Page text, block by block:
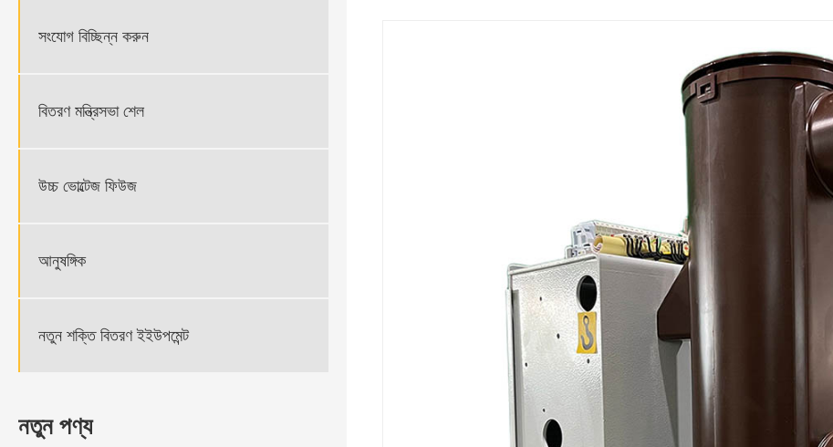
সংযোগ বিচ্ছিন্ন করুন
বিতরণ মন্ত্রিসভা শেল
উচ্চ ভোল্টেজ ফিউজ
আনুষঙ্গিক
নতুন শক্তি বিতরণ ইইউপমেন্ট
নতুন পণ্য